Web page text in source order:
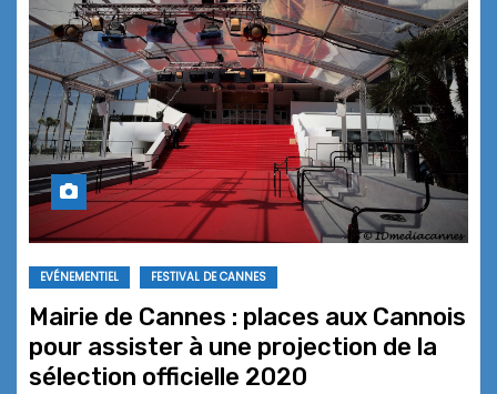
EVÉNEMENTIEL FESTIVAL DE CANNES
Mairie de Cannes : places aux Cannois
pour assister à une projection de la
sélection officielle 2020